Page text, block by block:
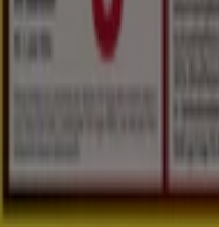
Lokale Produkte
Städte
Die App von